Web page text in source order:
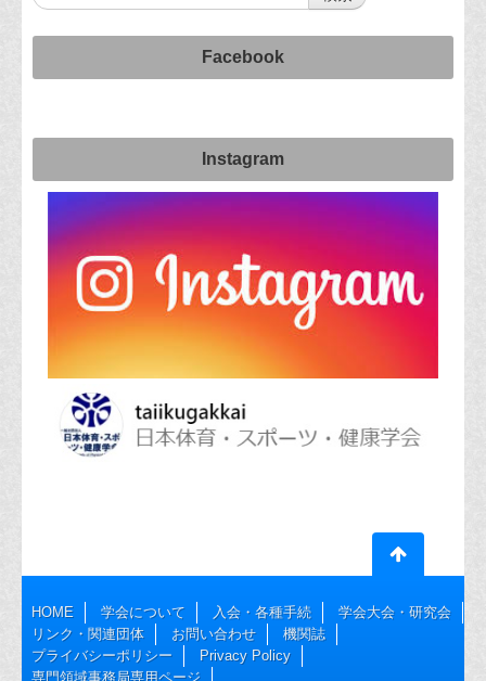
Facebook
Instagram
HOME 学会について 入会・各種手続
学会大会・研究会
リンク・関連団体
お問い合わせ
機関誌
プライバシーポリシー
Privacy Policy
専門領域事務局専用ページ